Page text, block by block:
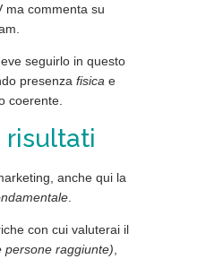
ma commenta su
seguirlo in questo
presenza fisicae
coerente.
risultati
anche qui la
con cui valuterai il
persone raggiunte)